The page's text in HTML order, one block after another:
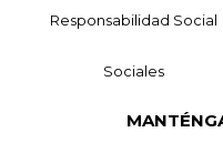
Responsabilidad Social
Sociales